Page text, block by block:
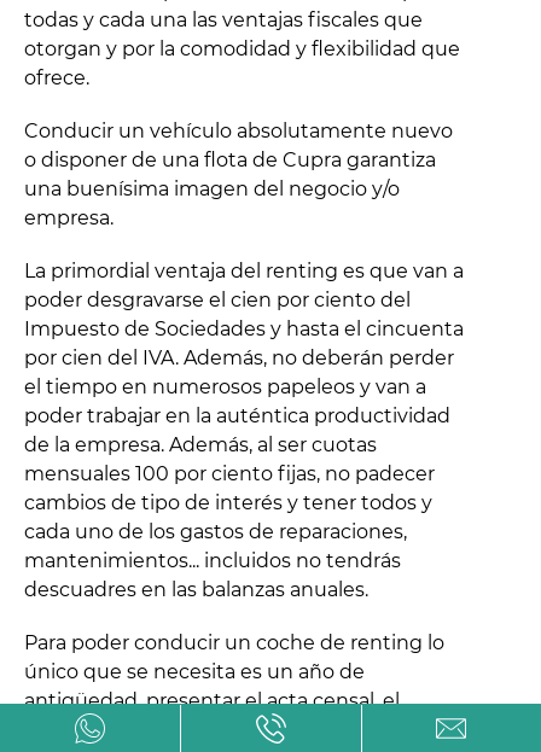
todas y cada una las ventajas fiscales que
otorgan y por la comodidad y flexibilidad que
ofrece.
Conducir un vehículo absolutamente nuevo
o disponer de una flota de Cupra garantiza
una buenísima imagen del negocio y/o
empresa.
La primordial ventaja del renting es que van a
poder desgravarse el cien por ciento del
Impuesto de Sociedades y hasta el cincuenta
por cien del IVA. Además, no deberán perder
el tiempo en numerosos papeleos y van a
poder trabajar en la auténtica productividad
de la empresa. Además, al ser cuotas
mensuales 100 por ciento fijas, no padecer
cambios de tipo de interés y tener todos y
cada uno de los gastos de reparaciones,
mantenimientos... incluidos no tendrás
descuadres en las balanzas anuales.
Para poder conducir un coche de renting lo
único que se necesita es un año de
antigüedad, presentar el acta censal, el
ejercicio del IVA del trimestre y del año